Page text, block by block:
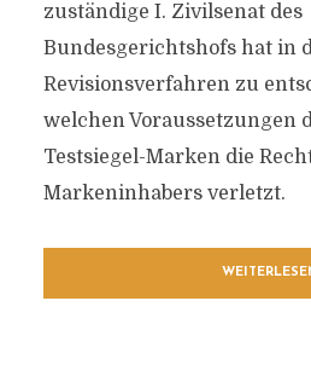
zuständige I. Zivilsenat des
Bundesgerichtshofs hat in
Revisionsverfahren zu
welchen Voraussetzungen
Testsiegel-Marken die
Markeninhabers verletzt.